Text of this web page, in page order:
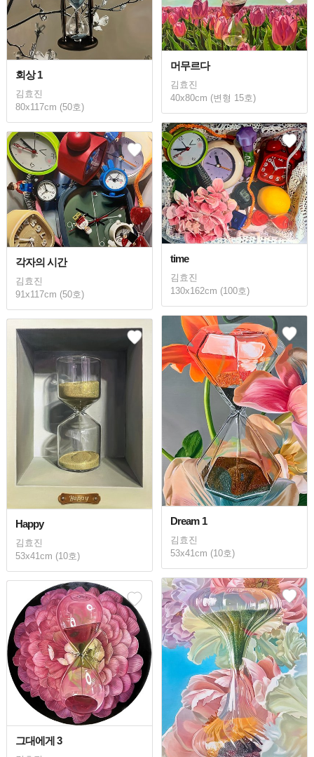
회상 1
김효진
80x117cm (50호)
머무르다
김효진
40x80cm (변형 15호)
time
김효진
130x162cm (100호)
각자의 시간
김효진
91x117cm (50호)
Dream 1
김효진
53x41cm (10호)
Happy
김효진
53x41cm (10호)
그대에게 3